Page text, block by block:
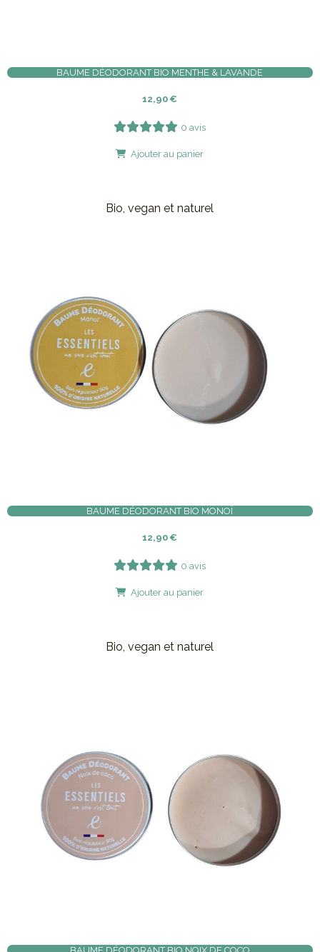
BAUME DÉODORANT BIO MENTHE & LAVANDE
12,90 €
0 avis
Ajouter au panier
Bio, vegan et naturel
BAUME DÉODORANT BIO MONOÏ
12,90 €
0 avis
Ajouter au panier
Bio, vegan et naturel